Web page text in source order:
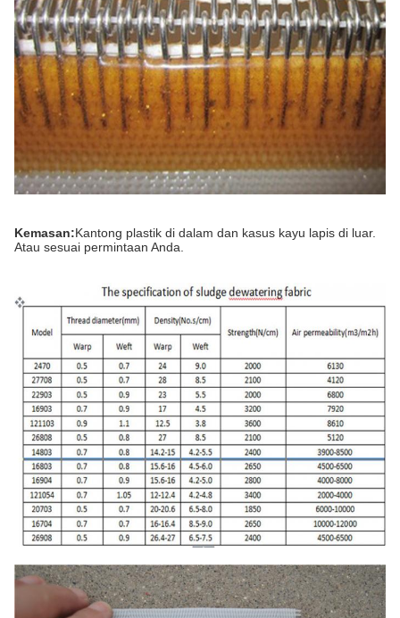
Kemasan:Kantong plastik di dalam dan kasus kayu lapis di luar.
Atau sesuai permintaan Anda.